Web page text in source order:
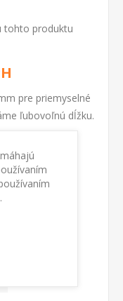
tohto produktu
pre priemyselné
ľubovoľnú dĺžku.